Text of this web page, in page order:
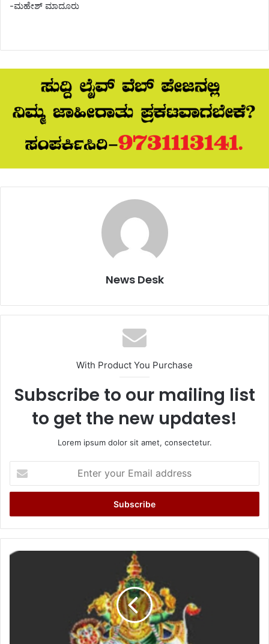
-ಮಹೇಶ್ ಮಾದೂರು
News Desk
With Product You Purchase
Subscribe to our mailing list
to get the new updates!
Lorem ipsum dolor sit amet, consectetur.
your
Email